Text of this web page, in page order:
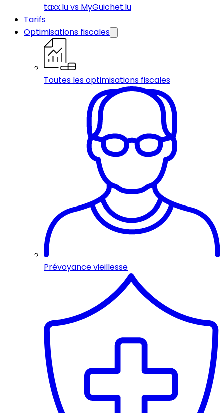
taxx.lu vs MyGuichet.lu
Tarifs
Optimisations fiscales
Toutes les optimisations fiscales
Prévoyance vieillesse